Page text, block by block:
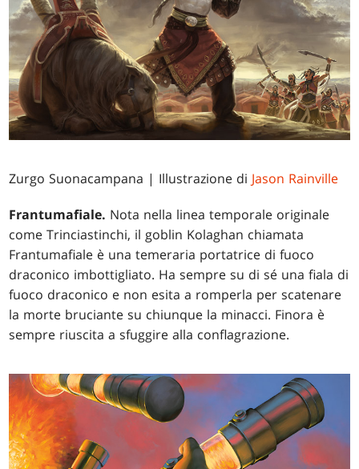
Zurgo Suonacampana | Illustrazione di Jason Rainville
Frantumafiale. Nota nella linea temporale originale
come Trinciastinchi, il goblin Kolaghan chiamata
Frantumafiale è una temeraria portatrice di fuoco
draconico imbottigliato. Ha sempre su di sé una fiala di
fuoco draconico e non esita a romperla per scatenare
la morte bruciante su chiunque la minacci. Finora è
sempre riuscita a sfuggire alla conflagrazione.